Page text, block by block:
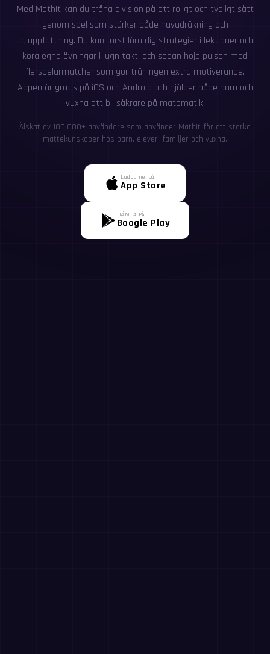
Med MathIt kan du träna division på ett roligt och tydligt sätt
genom spel som stärker både huvudräkning och
taluppfattning. Du kan först lära dig strategier i lektioner och
köra egna övningar i lugn takt, och sedan höja pulsen med
flerspelarmatcher som gör träningen extra motiverande.
Appen är gratis på iOS och Android och hjälper både barn och
vuxna att bli säkrare på matematik.
Älskat av 100,000+ användare som använder MathIt för att stärka
mattekunskaper hos barn, elever, familjer och vuxna.
Ladda ner på
App Store
HÄMTA PÅ
Google Play